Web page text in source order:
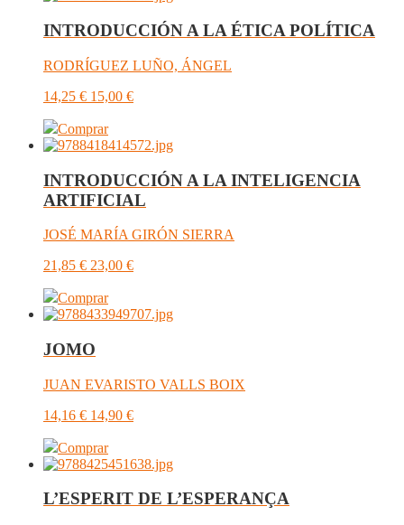
INTRODUCCIÓN A LA ÉTICA POLÍTICA
RODRÍGUEZ LUÑO, ÁNGEL
14,25 € 15,00 €
Comprar
INTRODUCCIÓN A LA INTELIGENCIA
ARTIFICIAL
JOSÉ MARÍA GIRÓN SIERRA
21,85 € 23,00 €
Comprar
JOMO
JUAN EVARISTO VALLS BOIX
14,16 € 14,90 €
Comprar
L’ESPERIT DE L’ESPERANÇA